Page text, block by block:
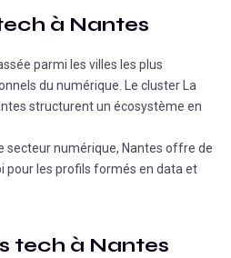
à Nantes
parmi les villes les plus
du numérique. Le cluster La
structurent un écosystème en
secteur numérique, Nantes offre de
pour les profils formés en data et
tech à Nantes